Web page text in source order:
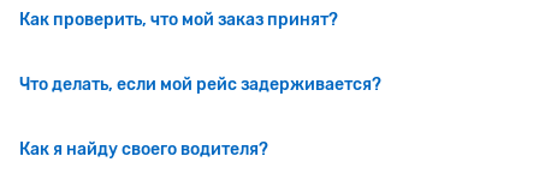
Как проверить, что мой заказ принят?
Что делать, если мой рейс задерживается?
Как я найду своего водителя?